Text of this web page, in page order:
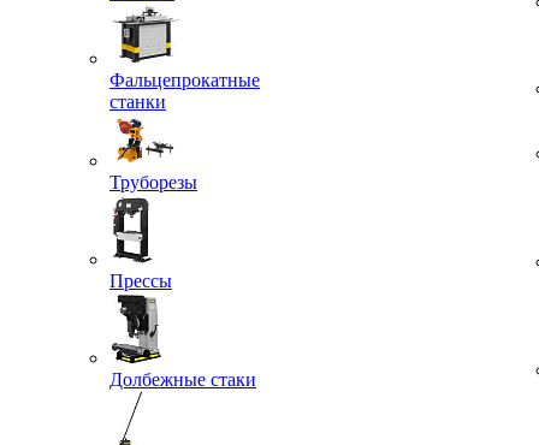
Фальцепрокатные
станки
Труборезы
Прессы
Долбежные стаки